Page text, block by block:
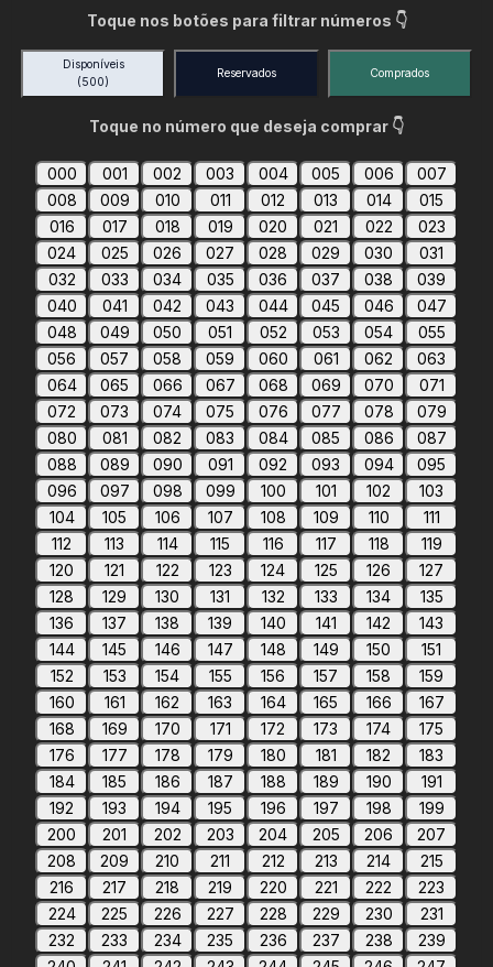
Toque nos botões para filtrar números 👇
Disponíveis
(500)
Reservados Comprados
Toque no número que deseja comprar 👇
000 001 002 003 004 005 006
007
008
009 010 011 012 013 014
015
016
017 018 019 020 021 022
023
024
025 026 027 028 029 030
031
032
033 034 035 036 037 038
039
040
041 042 043 044 045 046
047
048
049 050 051 052 053 054
055
056
057 058 059 060 061 062
063
064
065 066 067 068 069 070
071
072
073 074 075 076 077 078
079
080
081 082 083 084 085 086
087
088
089 090 091 092 093 094
095
096
097 098 099 100 101 102
103
104
105 106 107 108 109 110
111
112
113 114 115 116 117 118
119
120
121 122 123 124 125 126
127
128
129 130 131 132 133 134
135
136
137 138 139 140 141 142
143
144
145 146 147 148 149 150
151
152
153 154 155 156 157 158
159
160
161 162 163 164 165 166
167
168
169 170 171 172 173 174
175
176
177 178 179 180 181 182
183
184
185 186 187 188 189 190
191
192
193 194 195 196 197 198
199
200
201 202 203 204 205 206
207
208
209 210 211 212 213 214
215
216
217 218 219 220 221 222
223
224
225 226 227 228 229 230
231
232
233 234 235 236 237 238
239